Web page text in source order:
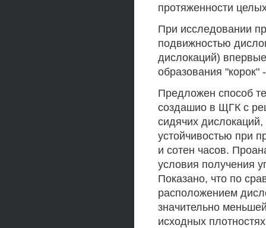
протяженности
При исследовании
подвижностью
дислокаций)
образования
Предложен способ
создашио в ЩГК с
сидячих
устойчивостью при
и сотен часов.
условия получения
Показано, что по
расположением
значительно
исходных